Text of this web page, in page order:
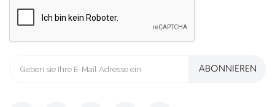
ABONNIEREN